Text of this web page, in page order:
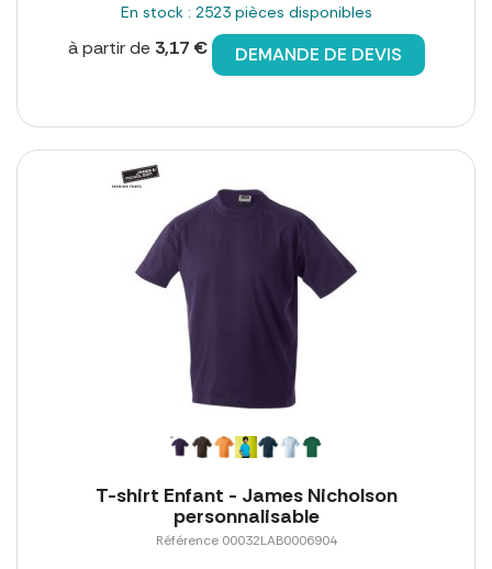
En stock : 2523 pièces disponibles
à partir de 3,17 € DEMANDE DE DEVIS
T-shirt Enfant - James Nicholson
personnalisable
Référence 00032LAB0006904